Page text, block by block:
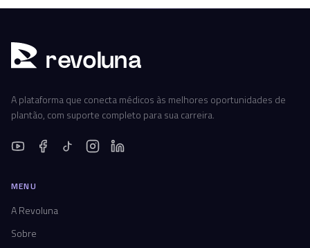
revoluna
A plataforma que conecta médicos às melhores oportunidades de
plantão, com suporte completo para sua carreira.
MENU
A Revoluna
Sobre